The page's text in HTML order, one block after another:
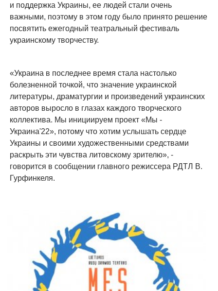
и поддержка Украины, ее людей стали очень
важными, поэтому в этом году было принято решение
посвятить ежегодный театральный фестиваль
украинскому творчеству.
«Украина в последнее время стала настолько
болезненной точкой, что значение украинской
литературы, драматургии и произведений украинских
авторов выросло в глазах каждого творческого
коллектива. Мы инициируем проект «Мы -
Украина'22», потому что хотим услышать сердце
Украины и своими художественными средствами
раскрыть эти чувства литовскому зрителю», -
говорится в сообщении главного режиссера РДТЛ В.
Гурфинкеля.